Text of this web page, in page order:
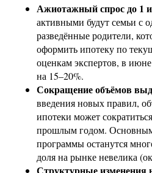
Ажиотажный спрос до 1
активными будут семьи с
разведённые родители,
оформить ипотеку по
оценкам экспертов, в
на 15–20%.
Сокращение объёмов
введения новых правил,
ипотеки может
прошлым годом.
программы останутся
доля на рынке невелика
Структурные изменения